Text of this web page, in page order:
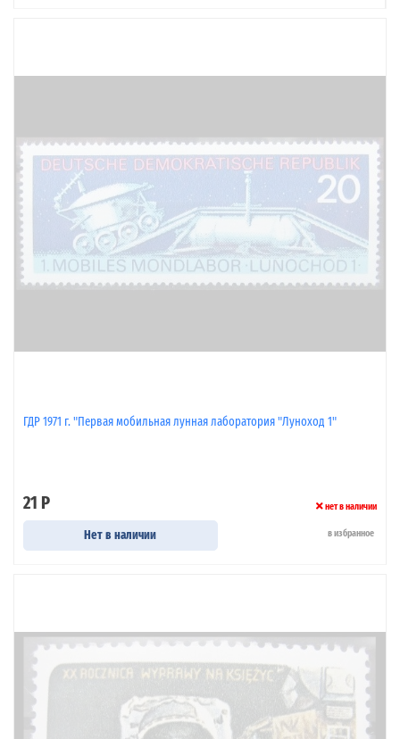
ГДР 1971 г. "Первая мобильная лунная лаборатория "Луноход 1"
21 Р нет в наличии
Нет в наличии в избранное